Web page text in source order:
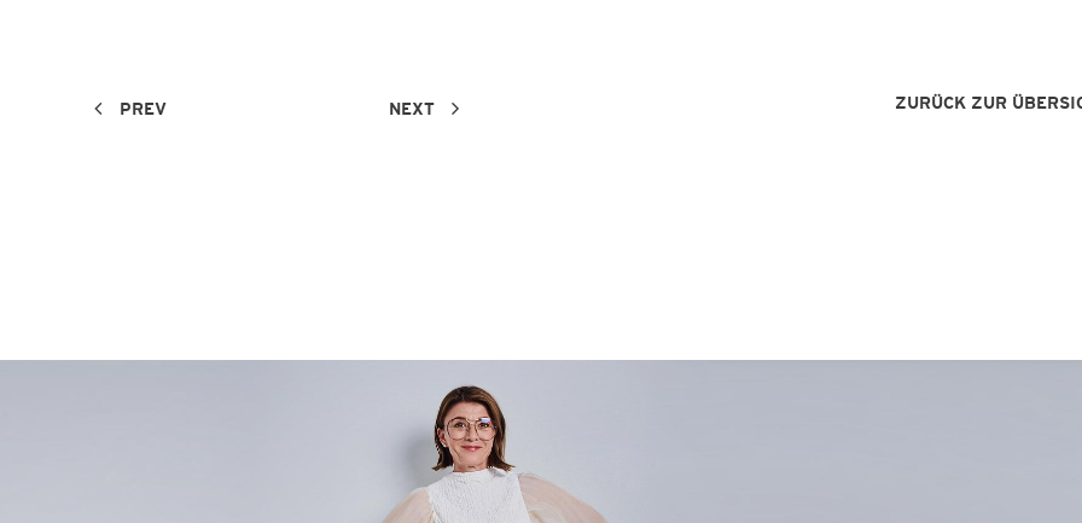
PREV NEXT ZURÜCK ZUR